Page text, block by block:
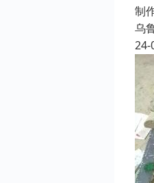
制
乌
24-